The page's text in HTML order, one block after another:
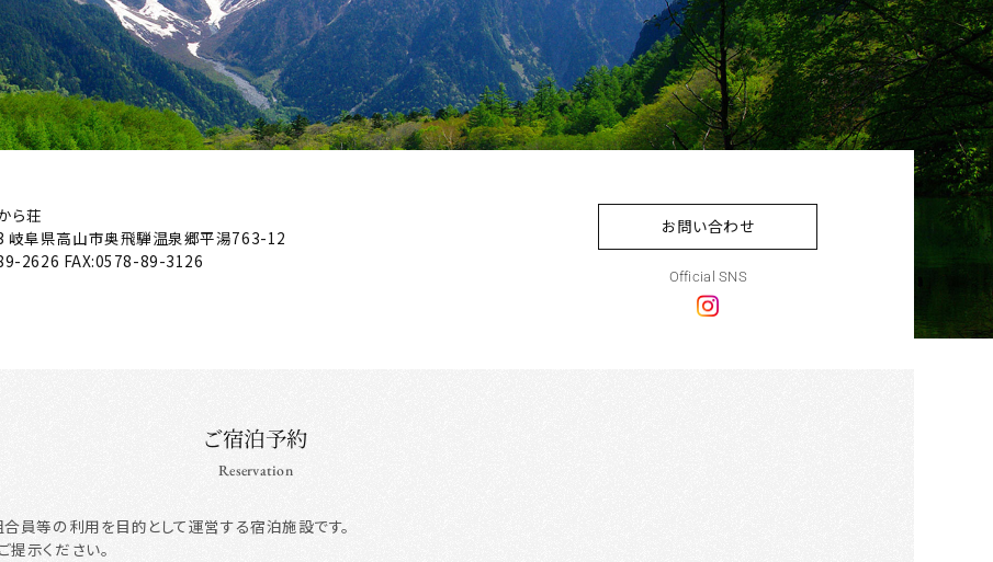
ら荘
岐阜県高山市奥飛騨温泉郷平湯763-12
2626 FAX:0578-89-3126
お問い合わせ
Official SNS
ご宿泊予約
Reservation
等の利用を目的として運営する宿泊施設です。
提示ください。